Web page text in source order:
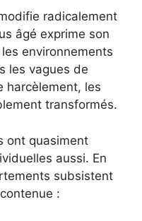
radicalement
âgé exprime son
environnements
les vagues de
harcèlement, les
transformés.
ont quasiment
aussi. En
subsistent
: